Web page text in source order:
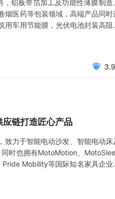
板带箔加工及功能性薄膜制造
烟医药等包装领域，高端产品同时
用车用节能膜，光伏电池封装高阻
链打造匠心产品
力于智能电动沙发、智能电动床
时也拥有MotoMotion、
Mobility等国际知名家具企业